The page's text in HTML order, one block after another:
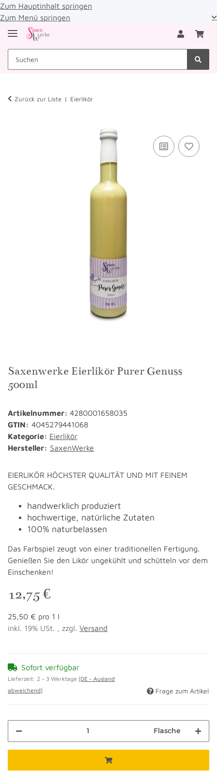
Zum Hauptinhalt springen
Zum Menü springen
Zurück zur Liste Eierlikör
Saxenwerke Eierlikör Purer Genuss
500ml
Artikelnummer: 4280001658035
GTIN: 4045279441068
Kategorie: Eierlikör
Hersteller: SaxenWerke
EIERLIKÖR HÖCHSTER QUALITÄT UND MIT FEINEM
GESCHMACK.
handwerklich produziert
hochwertige, natürliche Zutaten
100% naturbelassen
Das Farbspiel zeugt von einer traditionellen Fertigung.
Genießen Sie den Likör ungekühlt und schütteln vor dem
Einschenken!
12,75 €
25,50 € pro 1 l
inkl. 19% USt. , zzgl. Versand
Sofort verfügbar
Lieferzeit: 2 - 3 Werktage (DE - Ausland
abweichend)
Frage zum Artikel
Flasche